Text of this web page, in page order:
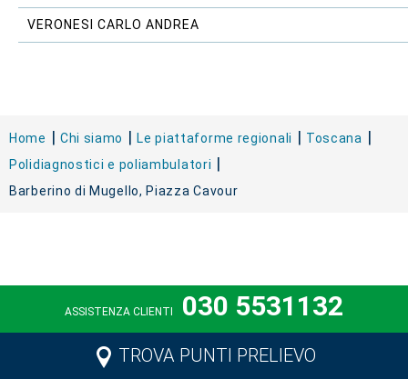
VERONESI CARLO ANDREA
Home Chi siamo Le piattaforme regionali
Toscana
Polidiagnostici e poliambulatori
Barberino di Mugello, Piazza Cavour
ASSISTENZA CLIENTI 030 5531132
TROVA PUNTI PRELIEVO